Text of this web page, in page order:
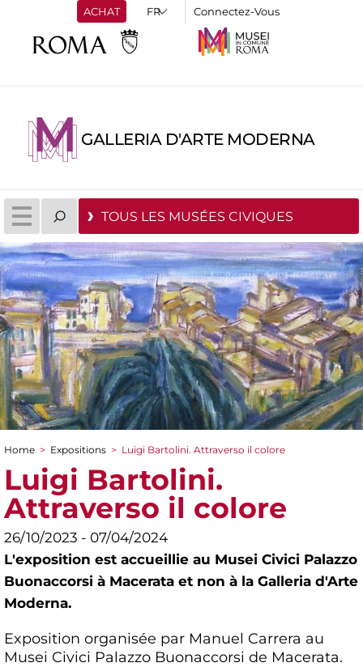
ACHAT Connectez-Vous
GALLERIA D'ARTE MODERNA
TOUS LES MUSÉES CIVIQUES
You are here
Home > Expositions > Luigi Bartolini. Attraverso il colore
Luigi Bartolini.
Attraverso il colore
26/10/2023 - 07/04/2024
L'exposition est accueillie au Musei Civici Palazzo
Buonaccorsi à Macerata et non à la Galleria d'Arte
Moderna.
Exposition organisée par Manuel Carrera au
Musei Civici Palazzo Buonaccorsi de Macerata.